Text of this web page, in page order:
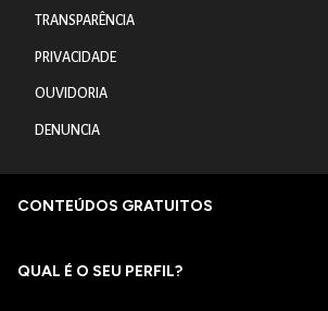
TRANSPARÊNCIA
PRIVACIDADE
OUVIDORIA
DENUNCIA
CONTEÚDOS GRATUITOS
QUAL É O SEU PERFIL?